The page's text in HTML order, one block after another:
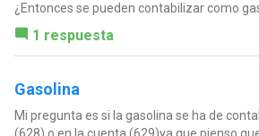
¿Entonces se pueden contabilizar como
1 respuesta
Gasolina
Mi pregunta es si la gasolina se ha de